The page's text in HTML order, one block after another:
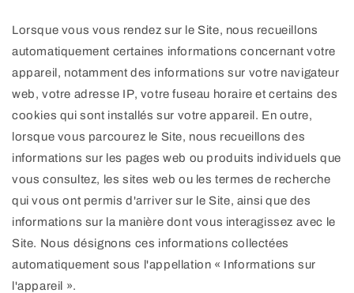
Lorsque vous vous rendez sur le Site, nous recueillons
automatiquement certaines informations concernant votre
appareil, notamment des informations sur votre navigateur
web, votre adresse IP, votre fuseau horaire et certains des
cookies qui sont installés sur votre appareil. En outre,
lorsque vous parcourez le Site, nous recueillons des
informations sur les pages web ou produits individuels que
vous consultez, les sites web ou les termes de recherche
qui vous ont permis d'arriver sur le Site, ainsi que des
informations sur la manière dont vous interagissez avec le
Site. Nous désignons ces informations collectées
automatiquement sous l'appellation « Informations sur
l'appareil ».